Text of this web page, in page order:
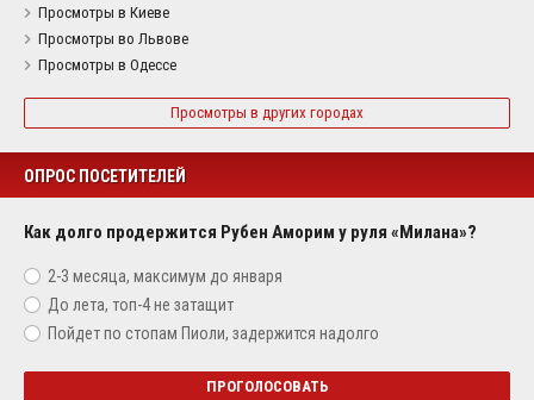
Просмотры в Киеве
Просмотры во Львове
Просмотры в Одессе
Просмотры в других городах
ОПРОС ПОСЕТИТЕЛЕЙ
Как долго продержится Рубен Аморим у руля «Милана»?
2-3 месяца, максимум до января
До лета, топ-4 не затащит
Пойдет по стопам Пиоли, задержится надолго
ПРОГОЛОСОВАТЬ